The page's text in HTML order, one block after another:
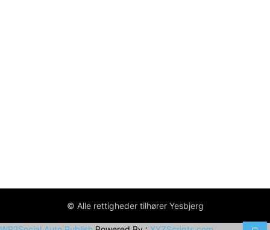
© Alle rettigheder tilhører Yesbjerg